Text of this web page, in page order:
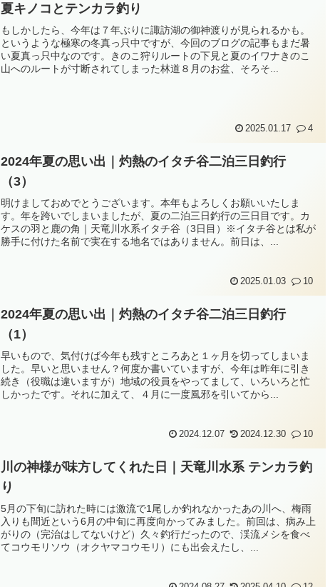
夏キノコとテンカラ釣り
もしかしたら、今年は７年ぶりに諏訪湖の御神渡りが見られるかも。
というような極寒の冬真っ只中ですが、今回のブログの記事もまだ暑
い夏真っ只中なのです。きのこ狩りルートの下見と夏のイワナきのこ
山へのルートが寸断されてしまった林道８月のお盆、そろそ...
2025.01.17 4
2024年夏の思い出｜灼熱のイタチ谷二泊三日釣行
（3）
明けましておめでとうございます。本年もよろしくお願いいたしま
す。年を跨いでしまいましたが、夏の二泊三日釣行の三日目です。カ
ケスの羽と鹿の角｜天竜川水系イタチ谷（3日目）※イタチ谷とは私が
勝手に付けた名前で実在する地名ではありません。前日は、...
2025.01.03 10
2024年夏の思い出｜灼熱のイタチ谷二泊三日釣行
（1）
早いもので、気付けば今年も残すところあと１ヶ月を切ってしまいま
した。早いと思いません？何度か書いていますが、今年は昨年に引き
続き（役職は違いますが）地域の役員をやってまして、いろいろと忙
しかったです。それに加えて、４月に一度風邪を引いてから...
2024.12.07 2024.12.30 10
川の神様が味方してくれた日｜天竜川水系 テンカラ釣
り
5月の下旬に訪れた時には激流で1尾しか釣れなかったあの川へ、梅雨
入りも間近という6月の中旬に再度向かってみました。前回は、病み上
がりの（完治はしてないけど）久々釣行だったので、渓流メシを食べ
てコウモリソウ（オクヤマコウモリ）にも出会えたし、...